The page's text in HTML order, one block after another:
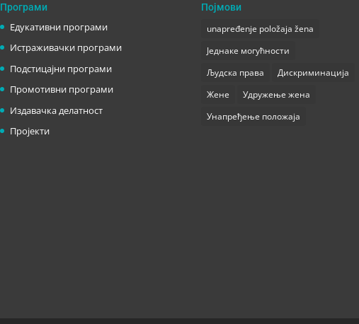
Програми
Едукативни програми
Истраживачки програми
Подстицајни програми
Промотивни програми
Издавачка делатност
Пројекти
Појмови
unapređenje položaja žena
Једнаке могућности
Људска права
Дискриминација
Жене
Удружење жена
Унапређење положаја